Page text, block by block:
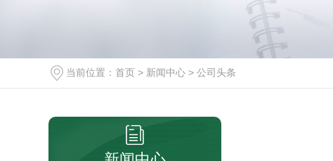
当前位置： 首页 > 新闻中心 > 公司头条